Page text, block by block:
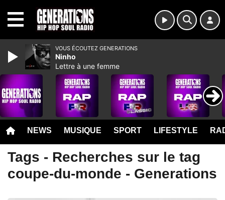
NEWS MUSIQUE SPORT LIFESTYLE
Tags - Recherches sur le tag
coupe-du-monde - Generations
VOUS ÉCOUTEZ GENERATIONS
Ninho
Lettre à une femme